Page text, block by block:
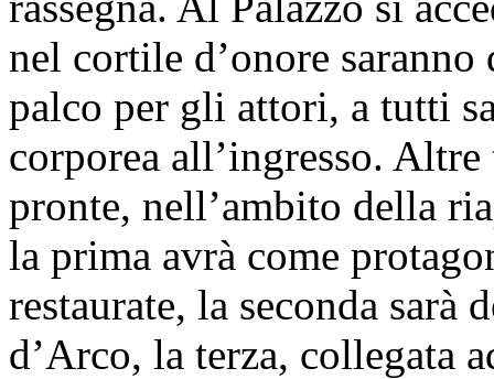
nel cortile d’onore
palco per gli attori, a tutti
corporea all’ingresso.
pronte, nell’ambito della
la prima avrà come
restaurate, la seconda sarà
d’Arco, la terza, collegata